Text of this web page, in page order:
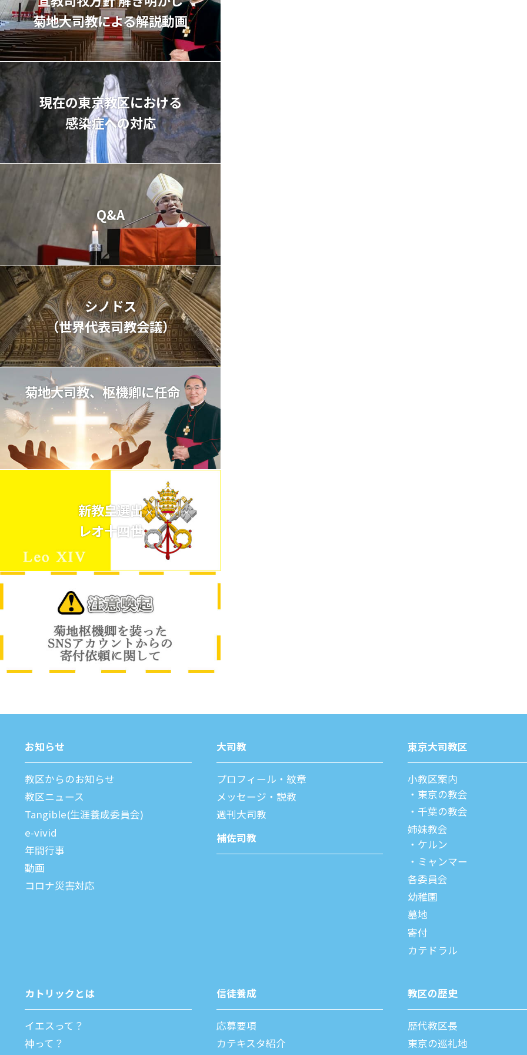
菊地⼤司教による解説動画
現在の東京教区における
感染症への対応
Q&A
シノドス
（世界代表司教会議）
菊地大司教、枢機卿に任命
新教皇選出
レオ十四世
お知らせ
教区からのお知らせ
教区ニュース
Tangible(生涯養成委員会)
e-vivid
年間⾏事
動画
コロナ災害対応
⼤司教
プロフィール・紋章
メッセージ・説教
週刊⼤司教
補佐司教
東京⼤司教区
⼩教区案内
東京の教会
千葉の教会
姉妹教会
ケルン
ミャンマー
各委員会
幼稚園
墓地
寄付
カテドラル
カトリックとは
イエスって？
神って？
信徒養成
応募要項
カテキスタ紹介
教区の歴史
歴代教区⻑
東京の巡礼地